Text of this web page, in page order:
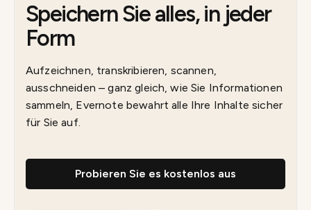
Speichern Sie alles, in jeder
Form
Aufzeichnen, transkribieren, scannen,
ausschneiden – ganz gleich, wie Sie Informationen
sammeln, Evernote bewahrt alle Ihre Inhalte sicher
für Sie auf.
Probieren Sie es kostenlos aus